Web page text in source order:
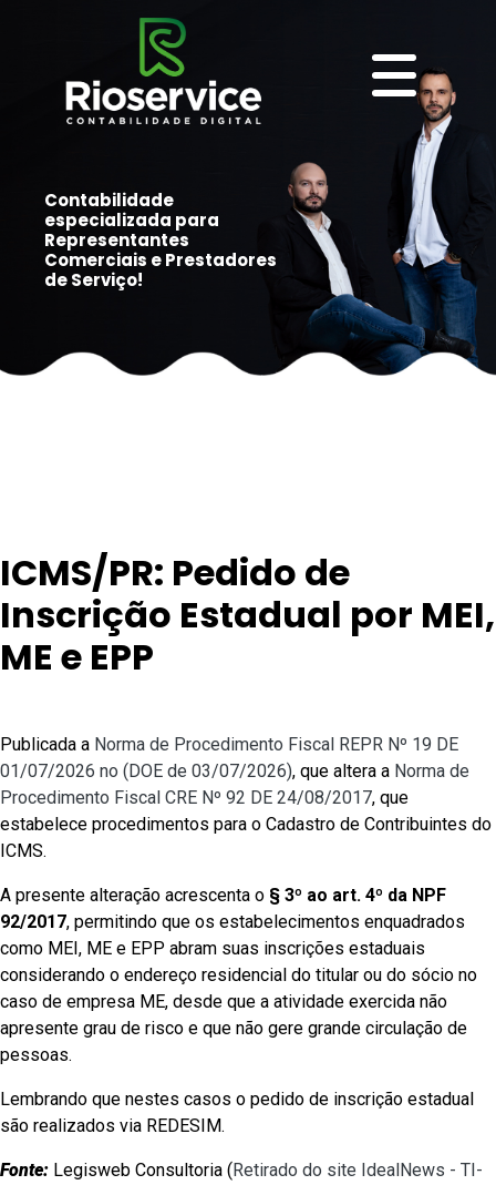
Contabilidade
especializada para
Representantes
Comerciais e Prestadores
de Serviço!
ICMS/PR: Pedido de
Inscrição Estadual por MEI,
ME e EPP
Publicada a Norma de Procedimento Fiscal REPR Nº 19 DE
01/07/2026 no (DOE de 03/07/2026), que altera a Norma de
Procedimento Fiscal CRE Nº 92 DE 24/08/2017, que
estabelece procedimentos para o Cadastro de Contribuintes do
ICMS.
A presente alteração acrescenta o § 3º ao art. 4º da NPF
92/2017, permitindo que os estabelecimentos enquadrados
como MEI, ME e EPP abram suas inscrições estaduais
considerando o endereço residencial do titular ou do sócio no
caso de empresa ME, desde que a atividade exercida não
apresente grau de risco e que não gere grande circulação de
pessoas.
Lembrando que nestes casos o pedido de inscrição estadual
são realizados via REDESIM.
Fonte: Legisweb Consultoria (Retirado do site IdealNews - TI-